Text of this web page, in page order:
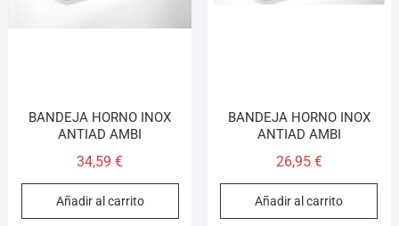
BANDEJA HORNO INOX
ANTIAD AMBI
34,59€
Añadir al carrito
BANDEJA HORNO INOX
ANTIAD AMBI
26,95 €
Añadir al carrito